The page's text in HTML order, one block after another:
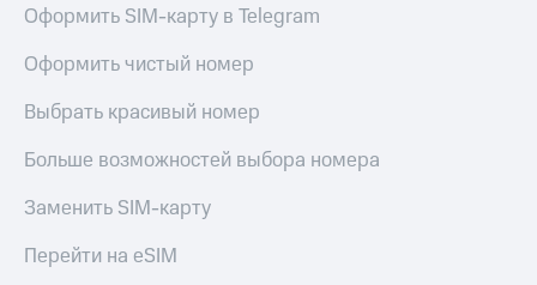
Оформить SIM-карту в Telegram
Оформить чистый номер
Выбрать красивый номер
Больше возможностей выбора номера
Заменить SIM-карту
Перейти на eSIM